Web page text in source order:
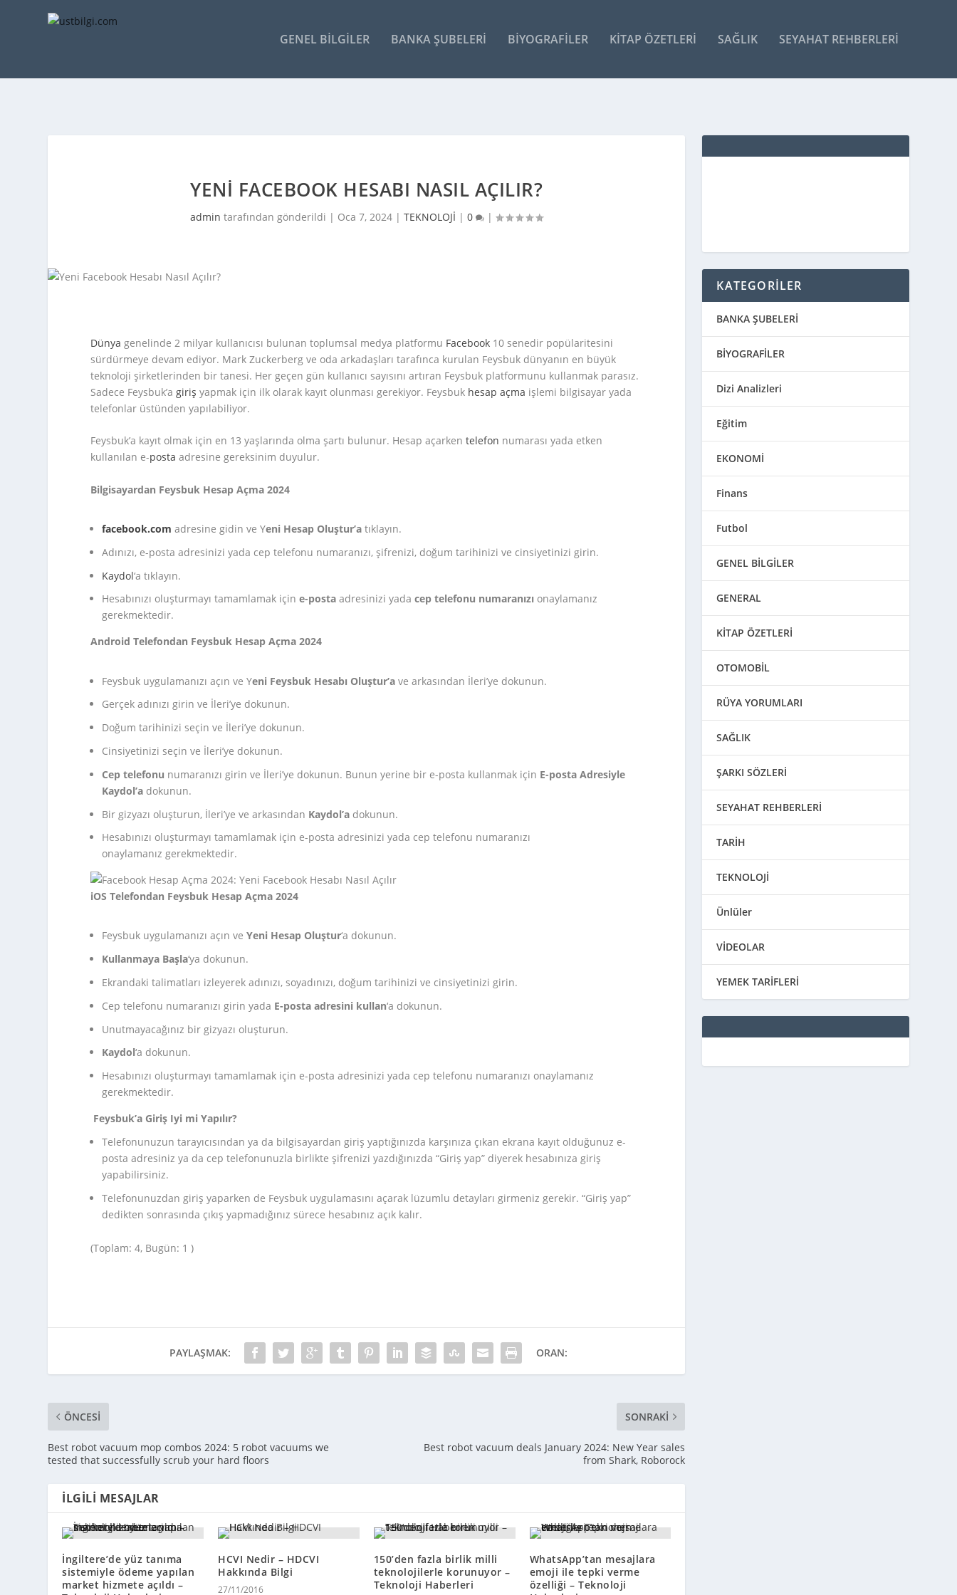
GENEL BILGILER BANKA ŞUBELERI BIYOGRAFILER KITAP ÖZETLERI SAĞLIK SEYAHAT REHBERLERI
YENI FACEBOOK HESABI NASIL AÇILIR?
admin tarafından gönderildi | Oca 7, 2024 |TEKNOLOJİ |0 |
Dünya genelinde 2 milyar kullanıcısı bulunan toplumsal medya platformu Facebook 10 senedir popülaritesini
sürdürmeye devam ediyor. Mark Zuckerberg ve oda arkadaşları tarafınca kurulan Feysbuk dünyanın en büyük
teknoloji şirketlerinden bir tanesi. Her geçen gün kullanıcı sayısını artıran Feysbuk platformunu kullanmak parasız.
Sadece Feysbuk’agiriş yapmak için ilk olarak kayıt olunması gerekiyor. Feysbuk hesap açma işlemi bilgisayar yada
telefonlar üstünden yapılabiliyor.
Feysbuk’a kayıt olmak için en 13 yaşlarında olma şartı bulunur. Hesap açarkentelefon numarası yada etken
kullanılan e-posta adresine gereksinim duyulur.
Bilgisayardan Feysbuk Hesap Açma 2024
facebook.com adresine gidin ve Yeni Hesap Oluştur’a tıklayın.
Adınızı, e-posta adresinizi yada cep telefonu numaranızı, şifrenizi, doğum tarihinizi ve cinsiyetinizi girin.
Kaydol‘a tıklayın.
Hesabınızı oluşturmayı tamamlamak için e-posta adresinizi yada cep telefonu numaranızı onaylamanız
gerekmektedir.
Android Telefondan Feysbuk Hesap Açma 2024
Feysbuk uygulamanızı açın ve Yeni Feysbuk Hesabı Oluştur’a ve arkasından İleri’ye dokunun.
Gerçek adınızı girin ve İleri’ye dokunun.
Doğum tarihinizi seçin ve İleri’ye dokunun.
Cinsiyetinizi seçin ve İleri’ye dokunun.
Cep telefonu numaranızı girin ve İleri’ye dokunun. Bunun yerine bir e-posta kullanmak için E-posta Adresiyle
Kaydol’a dokunun.
Bir gizyazı oluşturun, İleri’ye ve arkasından Kaydol’a dokunun.
Hesabınızı oluşturmayı tamamlamak için e-posta adresinizi yada cep telefonu numaranızı
onaylamanız gerekmektedir.
iOS Telefondan Feysbuk Hesap Açma 2024
Feysbuk uygulamanızı açın veYeni Hesap Oluştur‘a dokunun.
Kullanmaya Başla‘ya dokunun.
Ekrandaki talimatları izleyerek adınızı, soyadınızı, doğum tarihinizi ve cinsiyetinizi girin.
Cep telefonu numaranızı girin yada E-posta adresini kullan‘a dokunun.
Unutmayacağınız bir gizyazı oluşturun.
Kaydol‘a dokunun.
Hesabınızı oluşturmayı tamamlamak için e-posta adresinizi yada cep telefonu numaranızı onaylamanız
gerekmektedir.
Feysbuk’a Giriş Iyi mi Yapılır?
Telefonunuzun tarayıcısından ya da bilgisayardan giriş yaptığınızda karşınıza çıkan ekrana kayıt olduğunuz e-
posta adresiniz ya da cep telefonunuzla birlikte şifrenizi yazdığınızda “Giriş yap” diyerek hesabınıza giriş
yapabilirsiniz.
Telefonunuzdan giriş yaparken de Feysbuk uygulamasını açarak lüzumlu detayları girmeniz gerekir. “Giriş yap”
dedikten sonrasında çıkış yapmadığınız sürece hesabınız açık kalır.
(Toplam: 4, Bugün: 1 )
PAYLAŞMAK: ORAN:
ÖNCESI
Best robot vacuum mop combos 2024: 5 robot vacuums we
tested that successfully scrub your hard floors
SONRAKI
Best robot vacuum deals January 2024: New Year sales
from Shark, Roborock
İLGILI MESAJLAR
İngiltere’de yüz tanıma
sistemiyle ödeme yapılan
market hizmete açıldı –
HCVI Nedir – HDCVI
Hakkında Bilgi
27/11/2016
150’den fazla birlik milli
teknolojilerle korunuyor –
Teknoloji Haberleri
WhatsApp’tan mesajlara
emoji ile tepki verme
özelliği – Teknoloji
KATEGORİLER
BANKA ŞUBELERİ
BİYOGRAFİLER
Dizi Analizleri
Eğitim
EKONOMİ
Finans
Futbol
GENEL BİLGİLER
GENERAL
KİTAP ÖZETLERİ
OTOMOBİL
RÜYA YORUMLARI
SAĞLIK
ŞARKI SÖZLERİ
SEYAHAT REHBERLERİ
TARİH
TEKNOLOJİ
Ünlüler
VİDEOLAR
YEMEK TARİFLERİ